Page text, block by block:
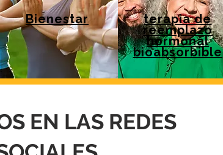
Bienestar terapia de
reemplazo
hormonal
bioabsorbible
EN LAS REDES